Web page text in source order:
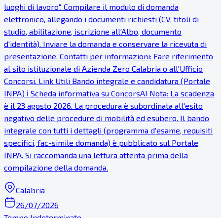
luoghi di lavoro". Compilare il modulo di domanda
elettronico, allegando i documenti richiesti (CV, titoli di
studio, abilitazione, iscrizione all'Albo, documento
d'identità). Inviare la domanda e conservare la ricevuta di
presentazione. Contatti per informazioni: Fare riferimento
al sito istituzionale di Azienda Zero Calabria o all'Ufficio
Concorsi. Link Utili Bando integrale e candidatura (Portale
INPA) ℹ Scheda informativa su ConcorsAI Nota: La scadenza
è il 23 agosto 2026. La procedura è subordinata all'esito
negativo delle procedure di mobilità ed esubero. Il bando
integrale con tutti i dettagli (programma d'esame, requisiti
specifici, fac-simile domanda) è pubblicato sul Portale
INPA. Si raccomanda una lettura attenta prima della
compilazione della domanda.
Calabria
26/07/2026